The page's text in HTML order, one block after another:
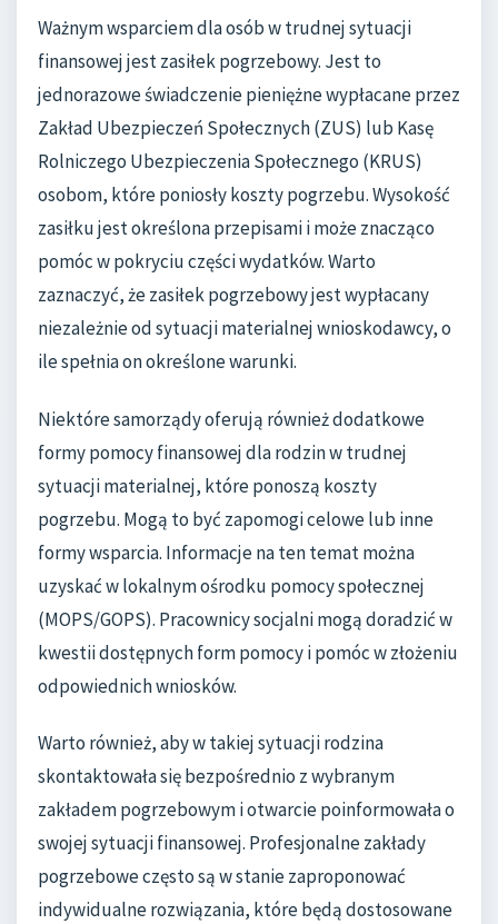
Ważnym wsparciem dla osób w trudnej sytuacji
finansowej jest zasiłek pogrzebowy. Jest to
jednorazowe świadczenie pieniężne wypłacane przez
Zakład Ubezpieczeń Społecznych (ZUS) lub Kasę
Rolniczego Ubezpieczenia Społecznego (KRUS)
osobom, które poniosły koszty pogrzebu. Wysokość
zasiłku jest określona przepisami i może znacząco
pomóc w pokryciu części wydatków. Warto
zaznaczyć, że zasiłek pogrzebowy jest wypłacany
niezależnie od sytuacji materialnej wnioskodawcy, o
ile spełnia on określone warunki.
Niektóre samorządy oferują również dodatkowe
formy pomocy finansowej dla rodzin w trudnej
sytuacji materialnej, które ponoszą koszty
pogrzebu. Mogą to być zapomogi celowe lub inne
formy wsparcia. Informacje na ten temat można
uzyskać w lokalnym ośrodku pomocy społecznej
(MOPS/GOPS). Pracownicy socjalni mogą doradzić w
kwestii dostępnych form pomocy i pomóc w złożeniu
odpowiednich wniosków.
Warto również, aby w takiej sytuacji rodzina
skontaktowała się bezpośrednio z wybranym
zakładem pogrzebowym i otwarcie poinformowała o
swojej sytuacji finansowej. Profesjonalne zakłady
pogrzebowe często są w stanie zaproponować
indywidualne rozwiązania, które będą dostosowane